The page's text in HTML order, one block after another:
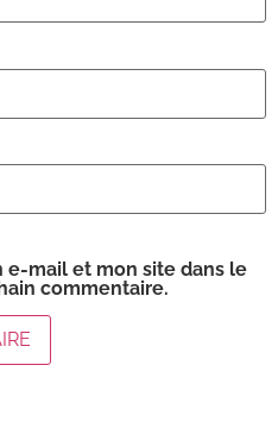
e-mail et mon site dans le
commentaire.